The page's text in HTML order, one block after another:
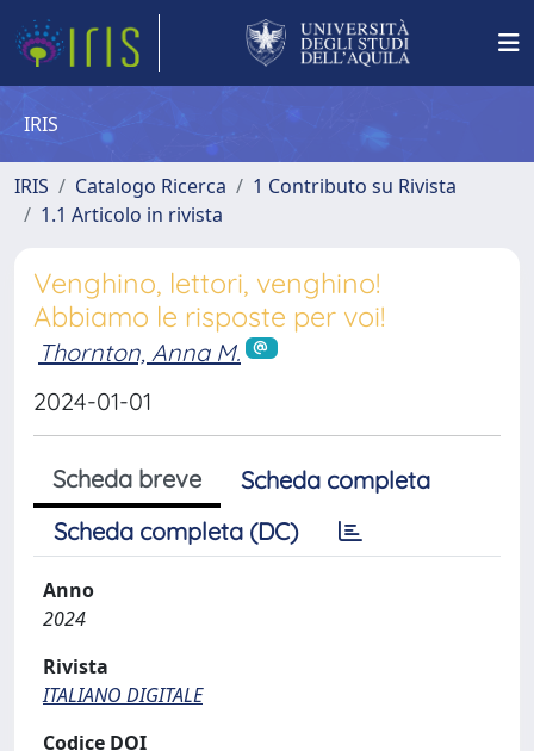
IRIS
IRIS Catalogo Ricerca
1 Contributo su Rivista
1.1 Articolo in rivista
Venghino, lettori, venghino!
Abbiamo le risposte per voi!
Thornton, Anna M.
2024-01-01
Scheda breve
Scheda completa
Scheda completa (DC)
Anno
2024
Rivista
ITALIANO DIGITALE
Codice DOI